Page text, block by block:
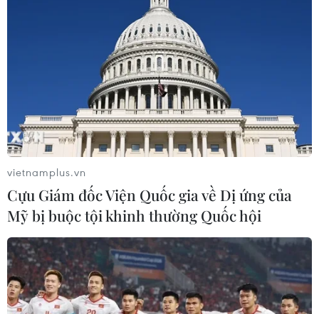
vietnamplus.vn
Cựu Giám đốc Viện Quốc gia về Dị ứng của
Mỹ bị buộc tội khinh thường Quốc hội